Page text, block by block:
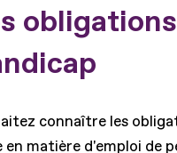
connaître les
en matière d'emploi de